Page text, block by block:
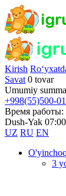
Kirish
Savat 0 tovar
Umumiy summa
+998(55)500-
Время работы:
Dush-Yak
UZ RU EN
3